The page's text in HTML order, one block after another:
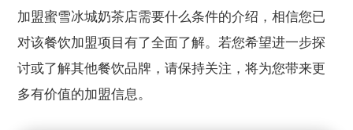
加盟蜜雪冰城奶茶店需要什么条件的介绍，相信您已
对该餐饮加盟项目有了全面了解。若您希望进一步探
讨或了解其他餐饮品牌，请保持关注，将为您带来更
多有价值的加盟信息。